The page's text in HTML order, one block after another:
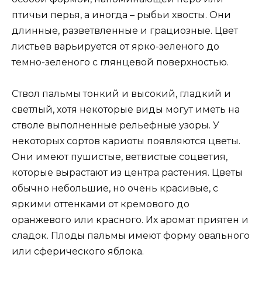
птичьи перья, а иногда – рыбьи хвосты. Они
длинные, разветвленные и грациозные. Цвет
листьев варьируется от ярко-зеленого до
темно-зеленого с глянцевой поверхностью.
Ствол пальмы тонкий и высокий, гладкий и
светлый, хотя некоторые виды могут иметь на
стволе выполненные рельефные узоры. У
некоторых сортов кариоты появляются цветы.
Они имеют пушистые, ветвистые соцветия,
которые вырастают из центра растения. Цветы
обычно небольшие, но очень красивые, с
яркими оттенками от кремового до
оранжевого или красного. Их аромат приятен и
сладок. Плоды пальмы имеют форму овального
или сферического яблока.